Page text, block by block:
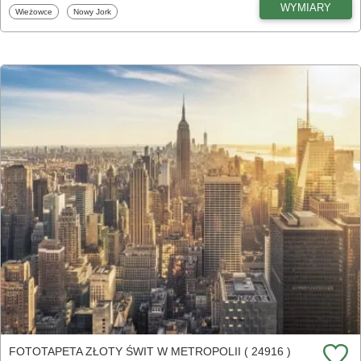
Fototapety
Wieżowce Fototapety
Nowy Jork WYMIARY
FOTOTAPETA ZŁOTY ŚWIT W METROPOLII ( 24916 )